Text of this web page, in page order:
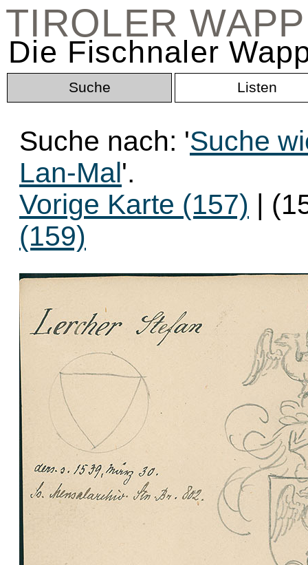
TIROLER
Die Fischnaler
Suche Listen
Suche nach: 'Suche
Lan-Mal'.
Vorige Karte (157) |
(159)